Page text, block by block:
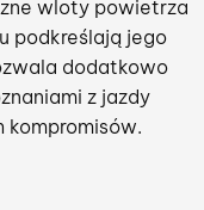
wloty powietrza
podkreślają jego
dodatkowo
z jazdy
kompromisów.